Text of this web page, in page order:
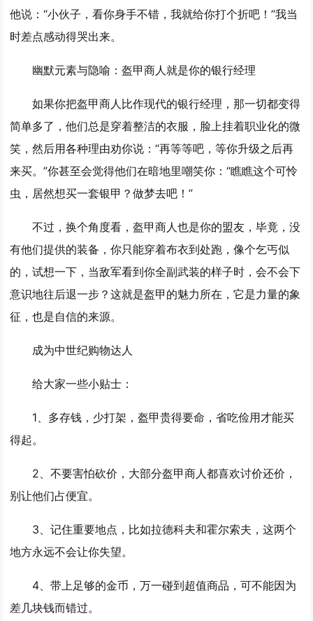
他说：“小伙子，看你身手不错，我就给你打个折吧！”我当
时差点感动得哭出来。
幽默元素与隐喻：盔甲商人就是你的银行经理
如果你把盔甲商人比作现代的银行经理，那一切都变得
简单多了，他们总是穿着整洁的衣服，脸上挂着职业化的微
笑，然后用各种理由劝你说：“再等等吧，等你升级之后再
来买。”你甚至会觉得他们在暗地里嘲笑你：“瞧瞧这个可怜
虫，居然想买一套银甲？做梦去吧！”
不过，换个角度看，盔甲商人也是你的盟友，毕竟，没
有他们提供的装备，你只能穿着布衣到处跑，像个乞丐似
的，试想一下，当敌军看到你全副武装的样子时，会不会下
意识地往后退一步？这就是盔甲的魅力所在，它是力量的象
征，也是自信的来源。
成为中世纪购物达人
给大家一些小贴士：
1、多存钱，少打架，盔甲贵得要命，省吃俭用才能买
得起。
2、不要害怕砍价，大部分盔甲商人都喜欢讨价还价，
别让他们占便宜。
3、记住重要地点，比如拉德科夫和霍尔索夫，这两个
地方永远不会让你失望。
4、带上足够的金币，万一碰到超值商品，可不能因为
差几块钱而错过。